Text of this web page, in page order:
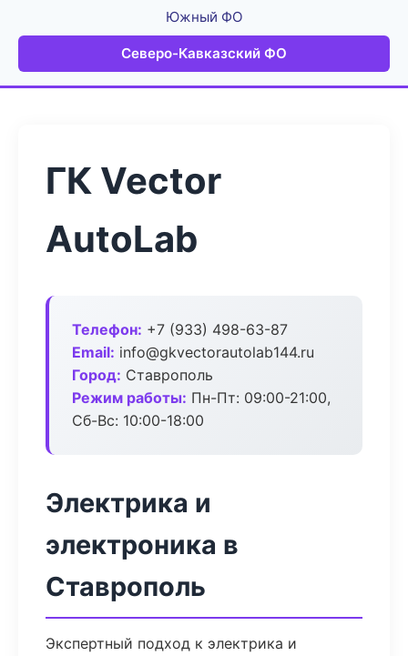
Южный ФО
Северо-Кавказский ФО
ГК Vector
AutoLab
Телефон: +7 (933) 498-63-87
Email: info@gkvectorautolab144.ru
Город: Ставрополь
Режим работы: Пн-Пт: 09:00-21:00,
Сб-Вс: 10:00-18:00
Электрика и
электроника в
Ставрополь
Экспертный подход к электрика и